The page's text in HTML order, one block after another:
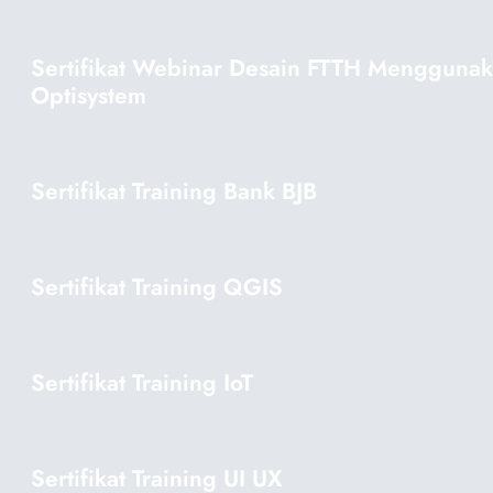
Sertifikat Webinar Desain FTTH
Optisystem
Sertifikat Training Bank BJB
Sertifikat Training QGIS
Sertifikat Training IoT
Sertifikat Training UI UX